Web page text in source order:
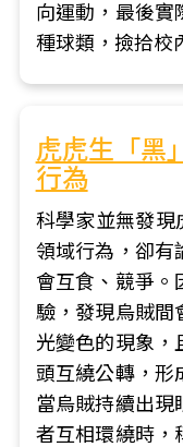
向運動，最後實
種球類，撿拾校
虎虎生「黑
行為
科學家並無發現
領域行為，卻有
會互食、競爭。
驗，發現烏賊間
光變色的現象，
頭互繞公轉，形
當烏賊持續出現
者互相環繞時，